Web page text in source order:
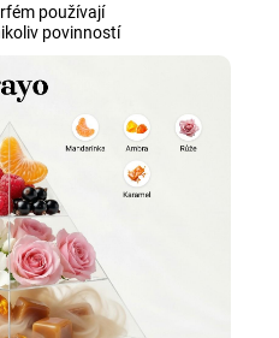
používají
povinností